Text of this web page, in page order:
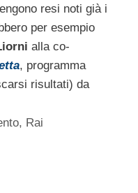
resi noti già i
per esempio
alla co-
, programma
risultati) da
, Rai